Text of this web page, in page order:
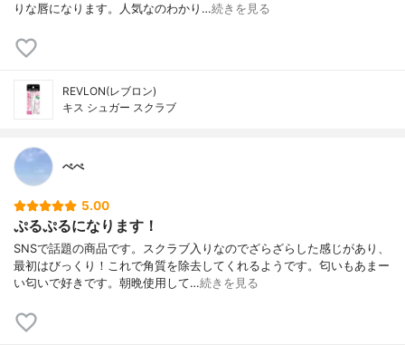
りな唇になります。人気なのわかり…続きを見る
REVLON(レブロン)
キス シュガー スクラブ
ぺぺ
5.00
ぷるぷるになります！
SNSで話題の商品です。スクラブ入りなのでざらざらした感じがあり、
最初はびっくり！これで角質を除去してくれるようです。匂いもあまー
い匂いで好きです。朝晩使用して…続きを見る